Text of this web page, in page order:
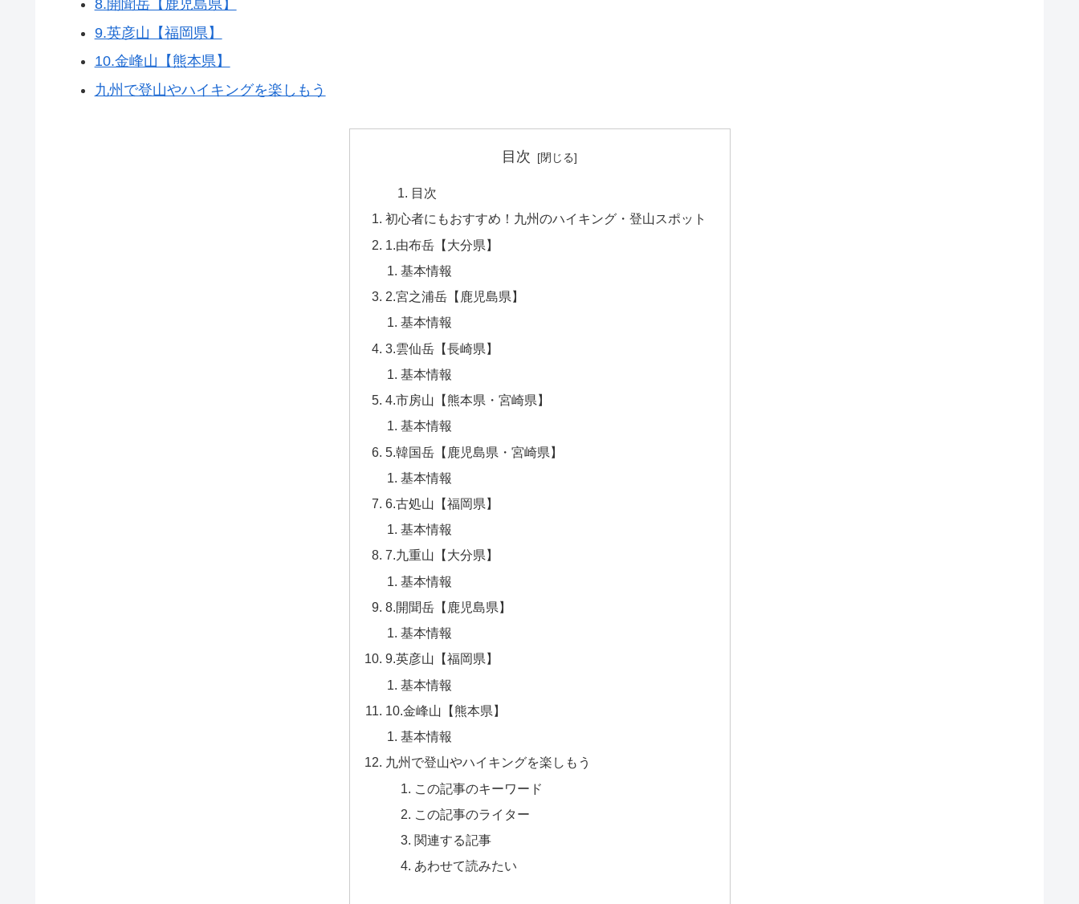
8.開聞岳【鹿児島県】
9.英彦山【福岡県】
10.金峰山【熊本県】
九州で登山やハイキングを楽しもう
目次
目次
初心者にもおすすめ！九州のハイキング・登山スポット
1.由布岳【大分県】
基本情報
2.宮之浦岳【鹿児島県】
基本情報
3.雲仙岳【長崎県】
基本情報
4.市房山【熊本県・宮崎県】
基本情報
5.韓国岳【鹿児島県・宮崎県】
基本情報
6.古処山【福岡県】
基本情報
7.九重山【大分県】
基本情報
8.開聞岳【鹿児島県】
基本情報
9.英彦山【福岡県】
基本情報
10.金峰山【熊本県】
基本情報
九州で登山やハイキングを楽しもう
この記事のキーワード
この記事のライター
関連する記事
あわせて読みたい